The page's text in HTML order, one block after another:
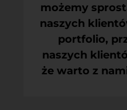
możemy
naszych
portfolio,
naszych
że warto z